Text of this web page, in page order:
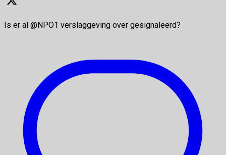
Is er al @NPO1 verslaggeving over gesignaleerd?